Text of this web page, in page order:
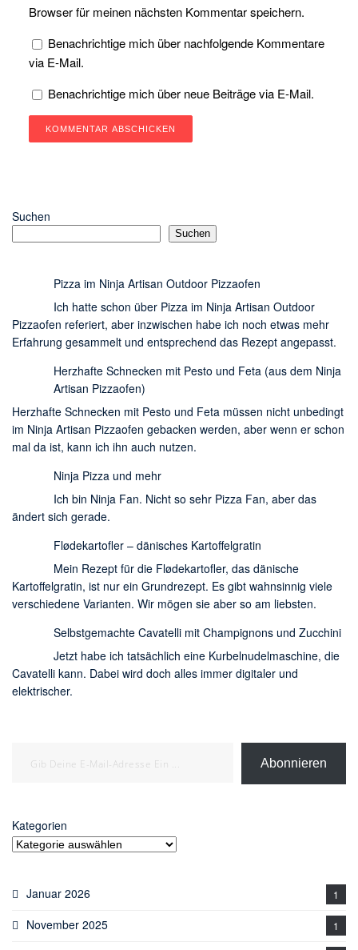
Browser für meinen nächsten Kommentar speichern.
Benachrichtige mich über nachfolgende Kommentare
via E-Mail.
Benachrichtige mich über neue Beiträge via E-Mail.
Suchen
Suchen
Pizza im Ninja Artisan Outdoor Pizzaofen
Ich hatte schon über Pizza im Ninja Artisan Outdoor
Pizzaofen referiert, aber inzwischen habe ich noch etwas mehr
Erfahrung gesammelt und entsprechend das Rezept angepasst.
Herzhafte Schnecken mit Pesto und Feta (aus dem Ninja
Artisan Pizzaofen)
Herzhafte Schnecken mit Pesto und Feta müssen nicht unbedingt
im Ninja Artisan Pizzaofen gebacken werden, aber wenn er schon
mal da ist, kann ich ihn auch nutzen.
Ninja Pizza und mehr
Ich bin Ninja Fan. Nicht so sehr Pizza Fan, aber das
ändert sich gerade.
Flødekartofler – dänisches Kartoffelgratin
Mein Rezept für die Flødekartofler, das dänische
Kartoffelgratin, ist nur ein Grundrezept. Es gibt wahnsinnig viele
verschiedene Varianten. Wir mögen sie aber so am liebsten.
Selbstgemachte Cavatelli mit Champignons und Zucchini
Jetzt habe ich tatsächlich eine Kurbelnudelmaschine, die
Cavatelli kann. Dabei wird doch alles immer digitaler und
elektrischer.
Abonnieren
Kategorien
Januar 2026 1
November 2025 1